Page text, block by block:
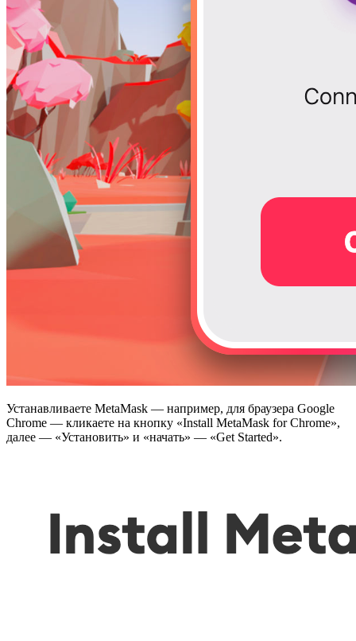
Устанавливаете MetaMask — например, для браузера Google
Chrome — кликаете на кнопку «Install MetaMask for Chrome»,
далее — «Установить» и «начать» — «Get Started».